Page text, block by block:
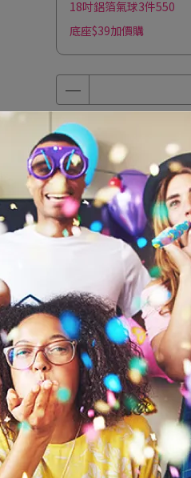
18吋鋁箔氣球3件550
底座$39加價購
加入最愛 此商品 「